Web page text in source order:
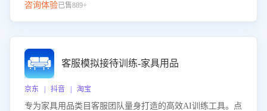
咨询体验已售889+
客服模拟接待训练-家具用品
京东 | 抖音 | 淘宝
专为家具用品类目客服团队量身打造的高效AI训练工具。点